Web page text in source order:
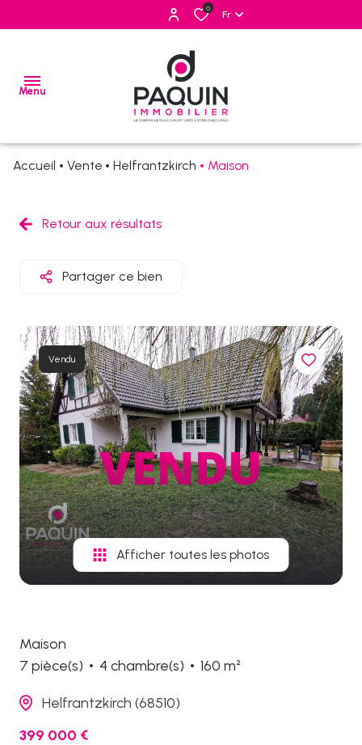
0
Fr
Menu
mail
biens
vendus
Accueil Vente Helfrantzkirch Maison
Retour aux résultats
Partager ce bien
Vendu
Afficher toutes les photos
Maison
7 pièce(s)
4 chambre(s) 160 m²
Helfrantzkirch (68510)
399 000 €